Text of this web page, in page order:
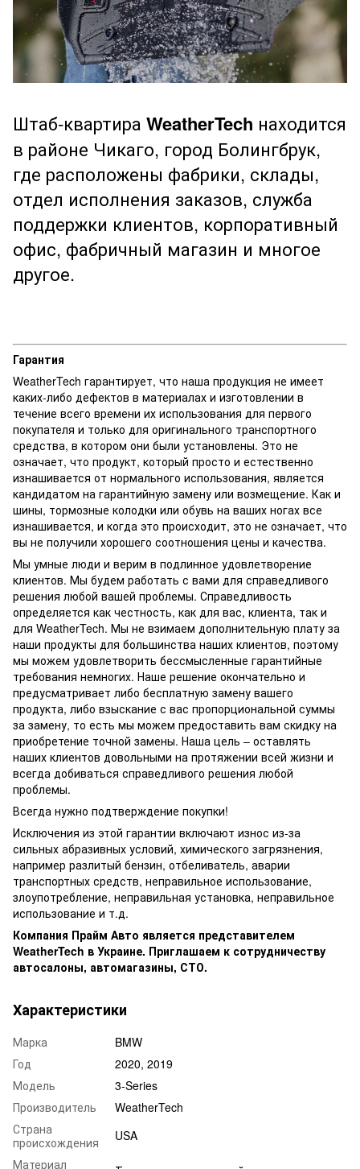
Штаб-квартира WeatherTech находится
в районе Чикаго, город Болингбрук,
где расположены фабрики, склады,
отдел исполнения заказов, служба
поддержки клиентов, корпоративный
офис, фабричный магазин и многое
другое.
Гарантия
WeatherTech гарантирует, что наша продукция не имеет
каких-либо дефектов в материалах и изготовлении в
течение всего времени их использования для первого
покупателя и только для оригинального транспортного
средства, в котором они были установлены. Это не
означает, что продукт, который просто и естественно
изнашивается от нормального использования, является
кандидатом на гарантийную замену или возмещение. Как и
шины, тормозные колодки или обувь на ваших ногах все
изнашивается, и когда это происходит, это не означает, что
вы не получили хорошего соотношения цены и качества.
Мы умные люди и верим в подлинное удовлетворение
клиентов. Мы будем работать с вами для справедливого
решения любой вашей проблемы. Справедливость
определяется как честность, как для вас, клиента, так и
для WeatherTech. Мы не взимаем дополнительную плату за
наши продукты для большинства наших клиентов, поэтому
мы можем удовлетворить бессмысленные гарантийные
требования немногих. Наше решение окончательно и
предусматривает либо бесплатную замену вашего
продукта, либо взыскание с вас пропорциональной суммы
за замену, то есть мы можем предоставить вам скидку на
приобретение точной замены. Наша цель – оставлять
наших клиентов довольными на протяжении всей жизни и
всегда добиваться справедливого решения любой
проблемы.
Всегда нужно подтверждение покупки!
Исключения из этой гарантии включают износ из-за
сильных абразивных условий, химического загрязнения,
например разлитый бензин, отбеливатель, аварии
транспортных средств, неправильное использование,
злоупотребление, неправильная установка, неправильное
использование и т.д.
Компания Прайм Авто является представителем
WeatherTech в Украине. Приглашаем к сотрудничеству
автосалоны, автомагазины, СТО.
Характеристики
Марка
BMW
Год
2020, 2019
Модель
3-Series
Производитель
WeatherTech
Страна
происхождения
USA
Материал